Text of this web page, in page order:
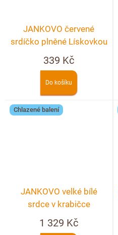
JANKOVO červené
srdíčko plněné Lískovkou
– crunchy 90g
339 Kč
Do košíku
Chlazené balení
JANKOVO velké bílé
srdce v krabičce
1 329 Kč